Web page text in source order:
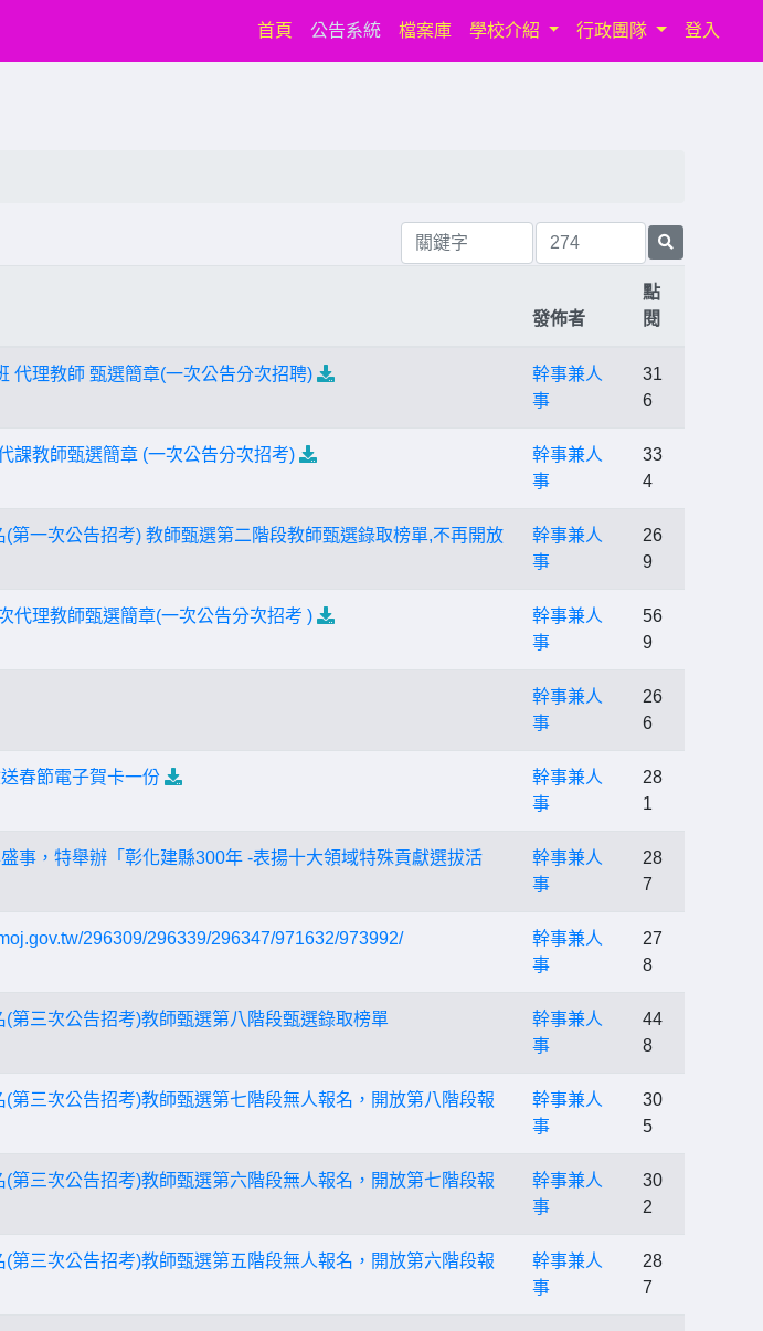
首頁(current)
公告系統 檔案庫 學校介紹 行政團隊 登入
發佈者
點
閱
代理教師 甄選簡章(一次公告分次招聘)
幹事兼人
事
31
6
課教師甄選簡章 (一次公告分次招考)
幹事兼人
事
33
4
一次公告招考) 教師甄選第二階段教師甄選錄取榜單,不再開放
幹事兼人
事
26
9
代理教師甄選簡章(一次公告分次招考 )
幹事兼人
事
56
9
幹事兼人
事
26
6
春節電子賀卡一份
幹事兼人
事
28
1
事，特舉辦「彰化建縣300年 -表揚十大領域特殊貢獻選拔活
幹事兼人
事
28
7
296309/296339/296347/971632/973992/
幹事兼人
事
27
8
三次公告招考)教師甄選第八階段甄選錄取榜單
幹事兼人
事
44
8
三次公告招考)教師甄選第七階段無人報名，開放第八階段報
幹事兼人
事
30
5
三次公告招考)教師甄選第六階段無人報名，開放第七階段報
幹事兼人
事
30
2
三次公告招考)教師甄選第五階段無人報名，開放第六階段報
幹事兼人
事
28
7